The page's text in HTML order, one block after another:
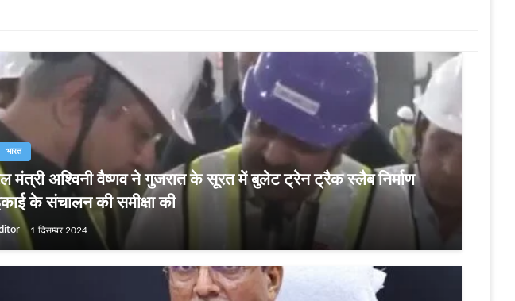
भारत
मंत्री अश्विनी वैष्णव ने गुजरात के सूरत में बुलेट ट्रेन ट्रैक स्लैब निर्माण
के संचालन की समीक्षा की
1 दिसम्बर 2024